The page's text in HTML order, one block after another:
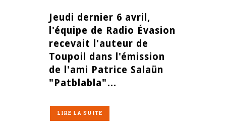
Jeudi dernier 6 avril,
l'équipe de Radio Évasion
recevait l'auteur de
Toupoil dans l'émission
de l'ami Patrice Salaün
"Patblabla"…
LIRE LA SUITE